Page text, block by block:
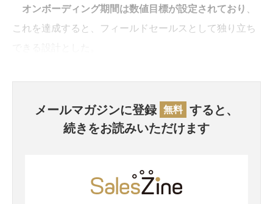
オンボーディング期間は数値目標が設定されており 、
これを達成すると、フィールドセールスとして独り立ち
メールマガジンに登録 無料 すると、
続きをお読みいただけます